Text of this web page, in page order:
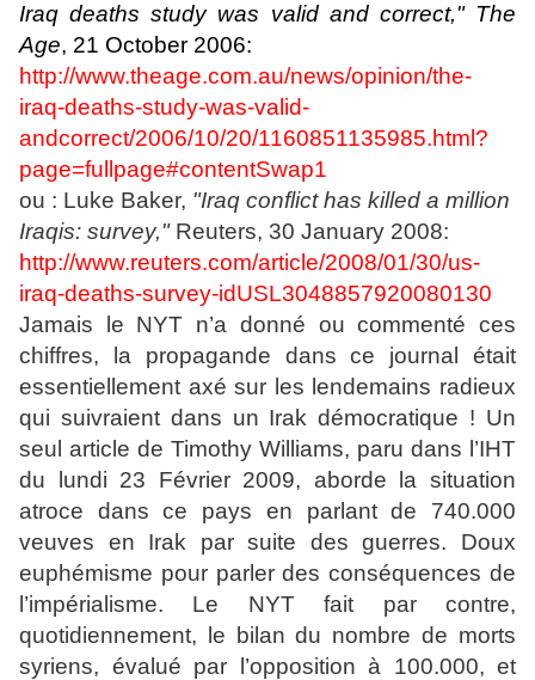
Iraq deaths study was valid and correct," The
Age, 21 October 2006:
http://www.theage.com.au/news/opinion/the-
iraq-deaths-study-was-valid-
andcorrect/2006/10/20/1160851135985.html?
page=fullpage#contentSwap1
ou : Luke Baker, "Iraq conflict has killed a million
Iraqis: survey,"Reuters, 30 January 2008:
http://www.reuters.com/article/2008/01/30/us-
iraq-deaths-survey-idUSL3048857920080130
Jamais le NYT n’a donné ou commenté ces
chiffres, la propagande dans ce journal était
essentiellement axé sur les lendemains radieux
qui suivraient dans un Irak démocratique ! Un
seul article de Timothy Williams, paru dans l’IHT
du lundi 23 Février 2009, aborde la situation
atroce dans ce pays en parlant de 740.000
veuves en Irak par suite des guerres. Doux
euphémisme pour parler des conséquences de
l’impérialisme. Le NYT fait par contre,
quotidiennement, le bilan du nombre de morts
syriens, évalué par l’opposition à 100.000, et